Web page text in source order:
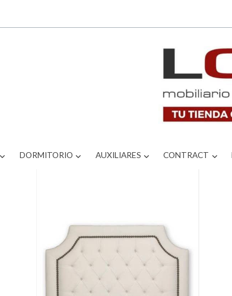
DORMITORIO AUXILIARES CONTRACT